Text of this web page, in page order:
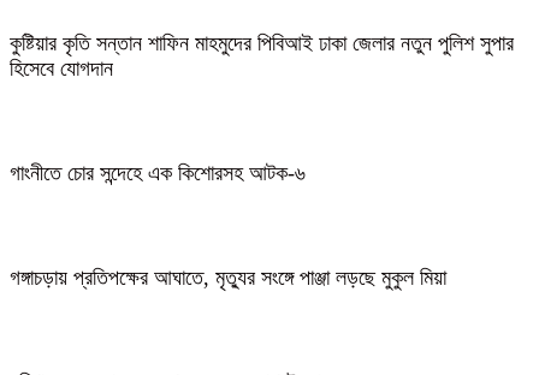
কুষ্টিয়ার কৃতি সন্তান শাফিন মাহমুদের পিবিআই ঢাকা জেলার নতুন পুলিশ সুপার
হিসেবে যোগদান
গাংনীতে চোর সন্দেহে এক কিশোরসহ আটক-৬
গঙ্গাচড়ায় প্রতিপক্ষের আঘাতে, মৃত্যুর সংঙ্গে পাঞ্জা লড়ছে মুকুল মিয়া